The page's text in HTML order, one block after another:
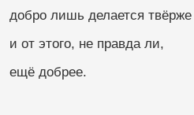
добро лишь делается твёрже
и от этого, не правда ли,
ещё добрее.